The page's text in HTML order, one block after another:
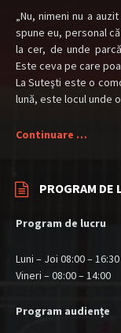
„Nu, nimeni nu a
spune eu, personal
la cer, de unde
Este ceva pe care
La Suteşti este o
lună, este locul unde
Continuare …
PROGRAM DE
Program de lucru
Luni – Joi 08:00 – 16:30
Vineri – 08:00 – 14:00
Program audiențe